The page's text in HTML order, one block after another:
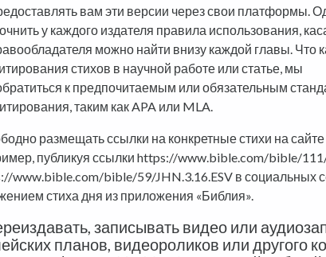
вам эти версии через свои платформы.
у каждого издателя правила использования,
можно найти внизу каждой главы. Что
стихов в научной работе или статье, мы
к предпочитаемым или обязательным
таким как APA или MLA.
размещать ссылки на конкретные стихи на сайте
публикуя ссылки https://www.bible.com/bible/
www.bible.com/bible/59/JHN.3.16.ESV в социальных
стиха дня из приложения «Библия».
записывать видео или
планов, видеороликов или другого